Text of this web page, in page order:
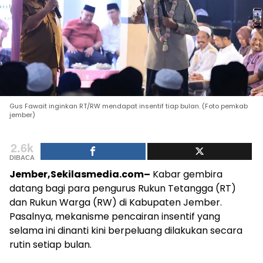
Gus Fawait inginkan RT/RW mendapat insentif tiap bulan. (Foto pemkab
jember)
2.6k
DIBACA
Jember,Sekilasmedia.com– Kabar gembira
datang bagi para pengurus Rukun Tetangga (RT)
dan Rukun Warga (RW) di Kabupaten Jember.
Pasalnya, mekanisme pencairan insentif yang
selama ini dinanti kini berpeluang dilakukan secara
rutin setiap bulan.